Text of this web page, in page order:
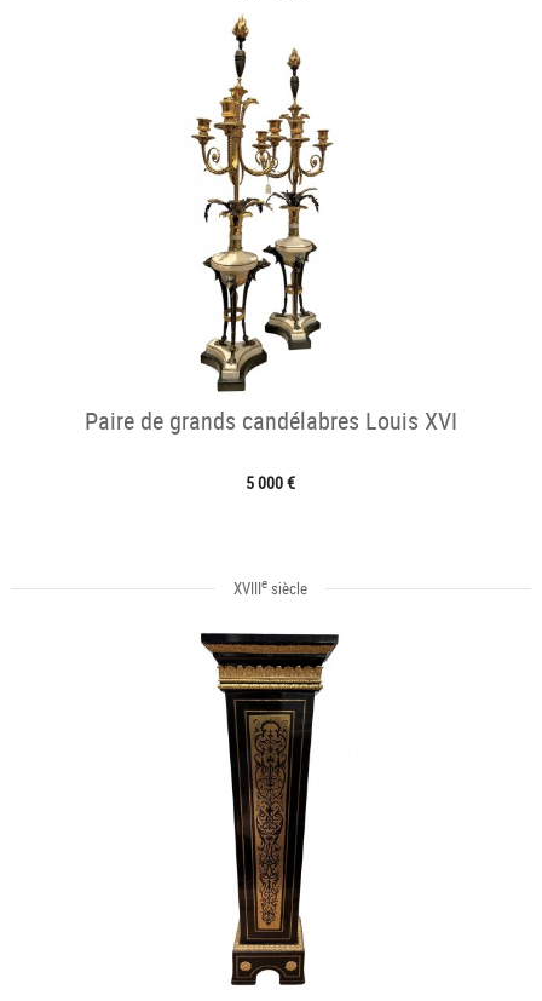
Paire de grands candélabres Louis XVI
5 000 €
XVIIIe siècle